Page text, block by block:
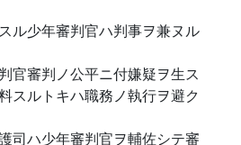
ル少年審判官ハ判事ヲ兼ヌル
官審判ノ公平ニ付嫌疑ヲ生ス
スルトキハ職務ノ執行ヲ避ク
司ハ少年審判官ヲ輔佐シテ審